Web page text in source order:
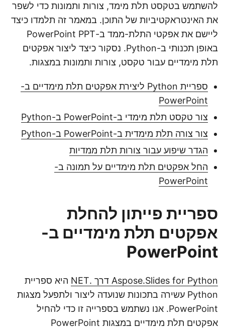
להשתמש בטקסט תלת מימד, צורות ותמונות כדי לשפר
את האינטראקטיביות של התוכן. במאמר זה תלמדו כיצד
ליישם את אפקטי התלת-ממד ב-PowerPoint PPT
באופן תכנותי ב-Python. נסקור כיצד ליצור אפקטים
תלת מימדיים עבור טקסט, צורות ותמונות במצגות.
ספריית Python ליצירת אפקטים תלת מימדיים ב-
PowerPoint
צור טקסט תלת מימדי ב-PowerPoint ב-Python
צור צורה תלת מימדית ב-PowerPoint ב-Python
הגדר שיפוע עבור צורות תלת ממדיות
החל אפקטים תלת מימדיים על תמונה ב-
PowerPoint
ספריית פייתון להחלת
אפקטים תלת מימדיים ב-
PowerPoint
Aspose.Slides for Python דרך .NET
היא ספריית
Python עשירה בתכונות שנועדה ליצור ולתפעל מצגות
PowerPoint. אנו נשתמש בספרייה זו כדי להחיל
אפקטים תלת מימדיים במצגות PowerPoint